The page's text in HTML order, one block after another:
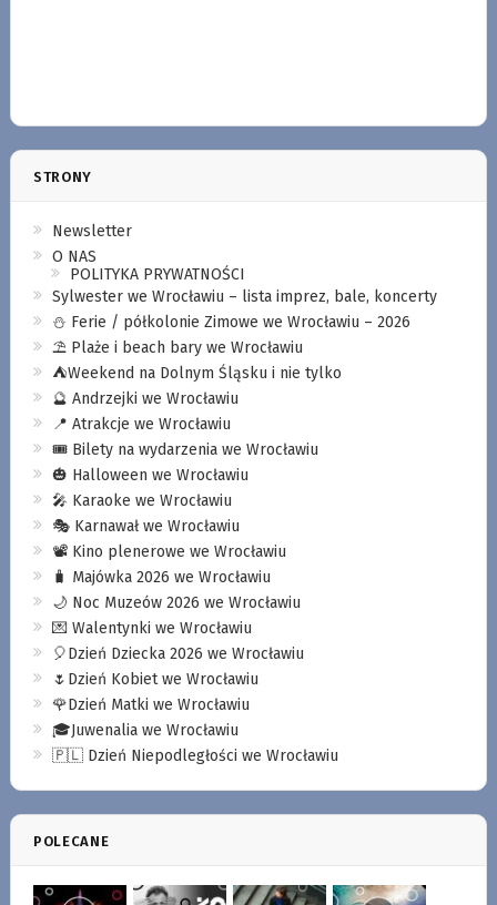
STRONY
Newsletter
O NAS
POLITYKA PRYWATNOŚCI
Sylwester we Wrocławiu – lista imprez, bale, koncerty
⛄️ Ferie / półkolonie Zimowe we Wrocławiu – 2026
⛱️ Plaże i beach bary we Wrocławiu
⛺️Weekend na Dolnym Śląsku i nie tylko
🔮 Andrzejki we Wrocławiu
📍 Atrakcje we Wrocławiu
🎟️ Bilety na wydarzenia we Wrocławiu
🎃 Halloween we Wrocławiu
🎤 Karaoke we Wrocławiu
🎭 Karnawał we Wrocławiu
📽️ Kino plenerowe we Wrocławiu
🧳 Majówka 2026 we Wrocławiu
🌙 Noc Muzeów 2026 we Wrocławiu
💌 Walentynki we Wrocławiu
🎈Dzień Dziecka 2026 we Wrocławiu
🌷Dzień Kobiet we Wrocławiu
🌹Dzień Matki we Wrocławiu
🎓Juwenalia we Wrocławiu
🇵🇱 Dzień Niepodległości we Wrocławiu
POLECANE